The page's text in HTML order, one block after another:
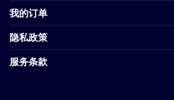
我的订单
隐私政策
服务条款